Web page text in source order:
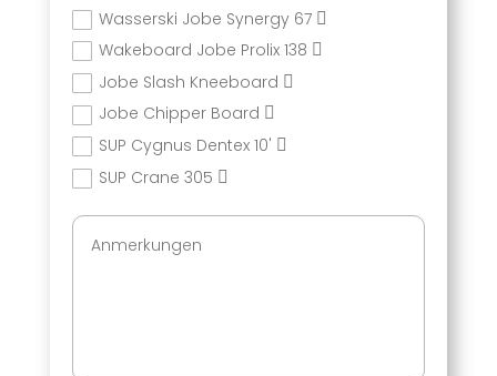
Wasserski Jobe Synergy 67
Wakeboard Jobe Prolix 138
Jobe Slash Kneeboard
Jobe Chipper Board
SUP Cygnus Dentex 10'
SUP Crane 305